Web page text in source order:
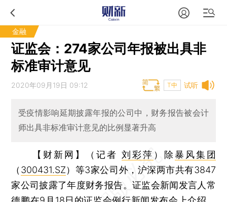
金融
证监会：274家公司年报被出具非
标准审计意见
试听
2020年09月19日 09:12 T中
受疫情影响延期披露年报的公司中，财务报告被会计
师出具非标准审计意见的比例显著升高
【财新网】（记者 刘彩萍 ） 除暴风集团
（ 300431.SZ）等3家公司外，沪深两市共有3847
家公司披露了年度财务报告。证监会新闻发言人常